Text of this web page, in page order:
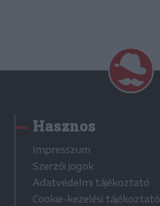
Hasznos
Impresszum
Szerzői jogok
Adatvédelmi tájékoztató
Cookie-kezelési tájékoztató